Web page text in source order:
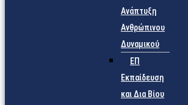
Ανάπτυξη
Ανθρώπινου
Δυναμικού
ΕΠ
Εκπαίδευση
και Δια Βίου